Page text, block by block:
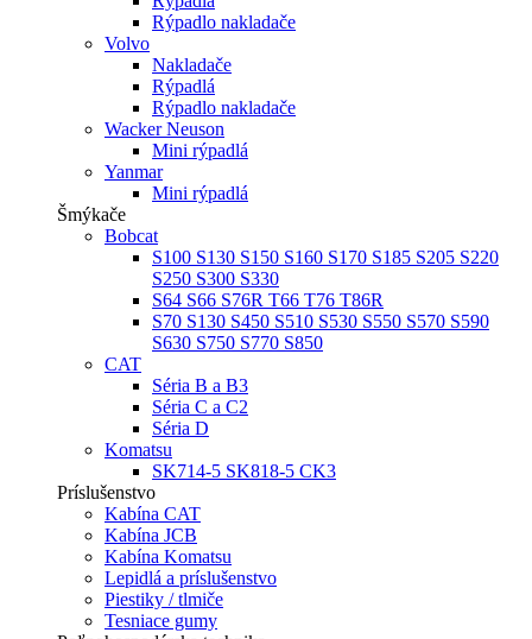
Rýpadlo nakladače
Volvo
Nakladače
Rýpadlá
Rýpadlo nakladače
Wacker Neuson
Mini rýpadlá
Yanmar
Mini rýpadlá
Šmýkače
Bobcat
S100 S130 S150 S160 S170 S185 S205 S220
S250 S300 S330
S64 S66 S76R T66 T76 T86R
S70 S130 S450 S510 S530 S550 S570 S590
S630 S750 S770 S850
CAT
Séria B a B3
Séria C a C2
Séria D
Komatsu
SK714-5 SK818-5 CK3
Príslušenstvo
Kabína CAT
Kabína JCB
Kabína Komatsu
Lepidlá a príslušenstvo
Piestiky / tlmiče
Tesniace gumy